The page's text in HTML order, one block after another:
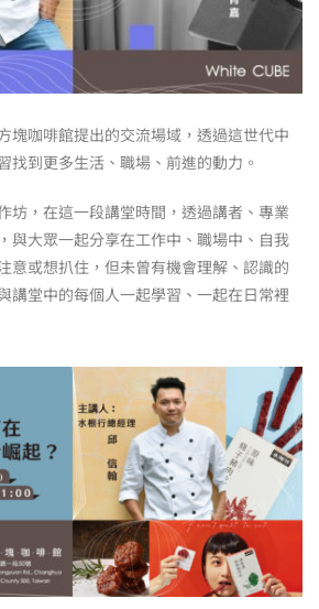
塊咖啡館提出的交流場域，透過這世代中
找到更多生活、職場、前進的動力。
坊，在這一段講堂時間，透過講者、專業
與大眾一起分享在工作中、職場中、自我
意或想扒住，但未曾有機會理解、認識的
講堂中的每個人一起學習、一起在日常裡